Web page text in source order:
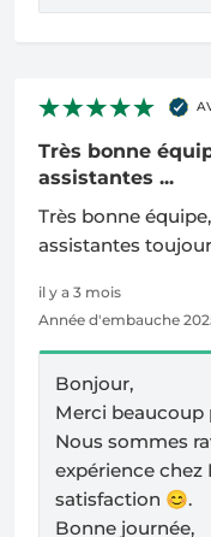
Très bonne
assistantes ...
Très bonne
assistantes
il y a 3 mois
Année d'embauche
Bonjour,
Merci beaucoup
Nous sommes
expérience
satisfaction 😊.
Bonne journée,